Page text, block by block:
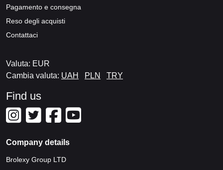
Pagamento e consegna
Reso degli acquisti
Contattaci
Valuta: EUR
Cambia valuta: UAH PLN TRY
Find us
Company details
Brolexy Group LTD